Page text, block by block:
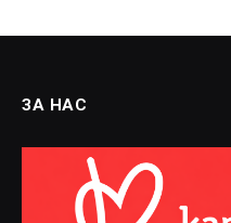
ЗА НАС